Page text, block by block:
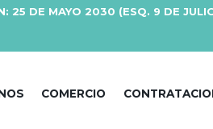
25 DE MAYO 2030 (ESQ. 9 DE
COMERCIO